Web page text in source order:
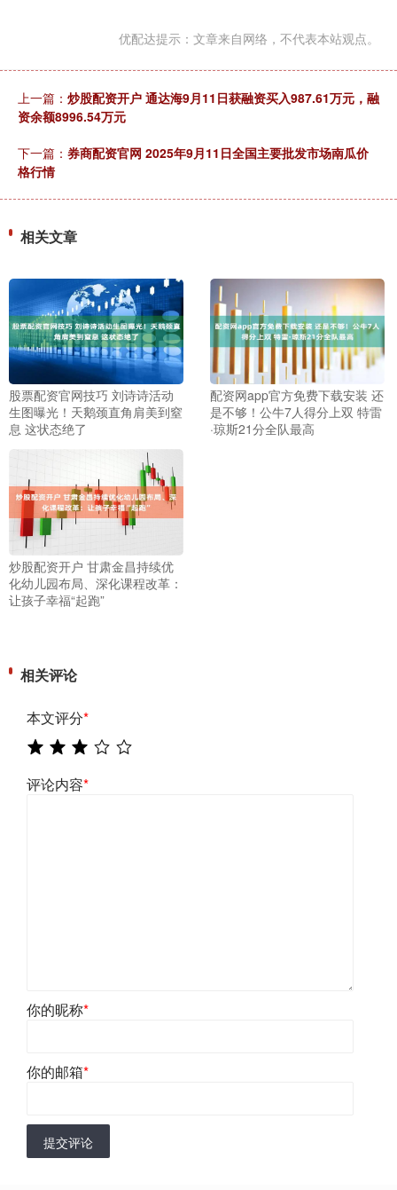
优配达提示：文章来自网络，不代表本站观点。
上一篇： 炒股配资开户 通达海9月11日获融资买入987.61万元，融
资余额8996.54万元
下一篇： 券商配资官网 2025年9月11日全国主要批发市场南瓜价
格行情
相关文章
股票配资官网技巧 刘诗诗活动
生图曝光！天鹅颈直角肩美到窒
息 这状态绝了
配资网app官方免费下载安装 还
是不够！公牛7人得分上双 特雷
·琼斯21分全队最高
炒股配资开户 甘肃金昌持续优
化幼儿园布局、深化课程改革：
让孩子幸福“起跑”
相关评论
本文评分*
评论内容*
你的昵称*
你的邮箱*
提交评论